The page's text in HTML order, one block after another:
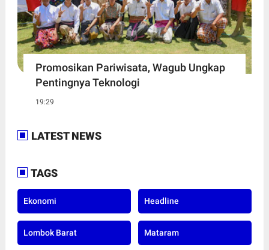
Promosikan Pariwisata, Wagub Ungkap
Pentingnya Teknologi
19:29
LATEST NEWS
TAGS
Ekonomi Headline
Lombok Barat Mataram